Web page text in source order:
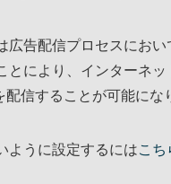
広告配信プロセスにお
とにより、インターネ
信することが可能にな
ように設定するにはこち